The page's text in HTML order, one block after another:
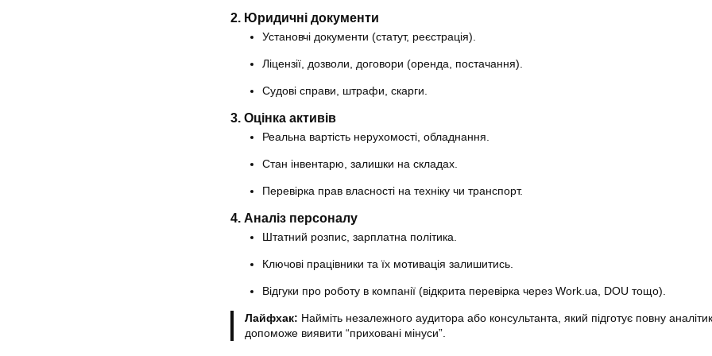
2. Юридичні документи
Установчі документи (статут, реєстрація).
Ліцензії, дозволи, договори (оренда, постачання).
Судові справи, штрафи, скарги.
3. Оцінка активів
Реальна вартість нерухомості, обладнання.
Стан інвентарю, залишки на складах.
Перевірка прав власності на техніку чи транспорт.
4. Аналіз персоналу
Штатний розпис, зарплатна політика.
Ключові працівники та їх мотивація залишитись.
Відгуки про роботу в компанії (відкрита перевірка через Work.ua, DOU тощо).
Лайфхак: Найміть незалежного аудитора або консультанта, який підготує повну
допоможе виявити “приховані мінуси”.